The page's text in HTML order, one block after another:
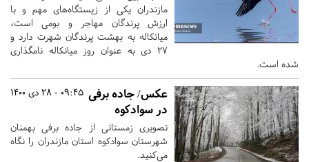
مازندران یکی از زیستگاه‌های مهم و با
ارزش پرندگان مهاجر و بومی است،
میانکاله به بهشت پرندگان شهرت دارد و
۲۷ دی به عنوان روز میانکاله نامگذاری
شده است.
09:45 - 28 دی 1400 عکس/ جاده برفی
در سوادکوه
تصویری زمستانی از جاده برفی بهمنان
شهرستان سوادکوه استان مازندران را نگاه
می‌کنید.